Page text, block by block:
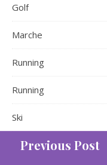
Golf
Marche
Running
Running
Ski
SkiPrevious Post